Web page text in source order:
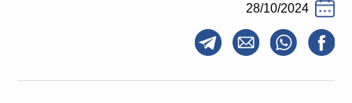
28/10/2024